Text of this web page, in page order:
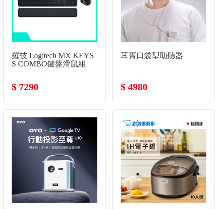
羅技 Logitech MX KEYS
S COMBO鍵盤滑鼠組
$ 7290
耳寶口袋型助聽器
$ 4980